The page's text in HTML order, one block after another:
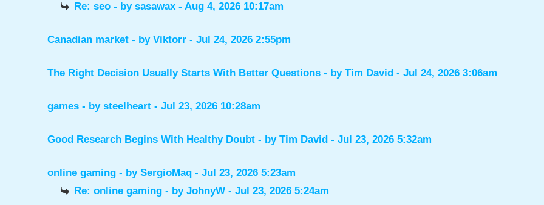
Re: seo - by sasawax- Aug 4, 2026 10:17am
Canadian market - by Viktorr- Jul 24, 2026 2:55pm
The Right Decision Usually Starts With Better Questions - by Tim David- Jul 24, 2026 3:06am
games - by steelheart- Jul 23, 2026 10:28am
Good Research Begins With Healthy Doubt - by Tim David- Jul 23, 2026 5:32am
online gaming - by SergioMaq- Jul 23, 2026 5:23am
Re: online gaming - by JohnyW- Jul 23, 2026 5:24am